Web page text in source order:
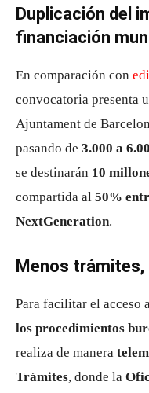
Duplicación del
financiación
En comparación con
convocatoria presenta
Ajuntament de
pasando de 3.000 a
se destinarán 10
compartida al 50%
NextGeneration.
Menos trámites,
Para facilitar el acceso
los procedimientos
realiza de manera
Trámites, donde la